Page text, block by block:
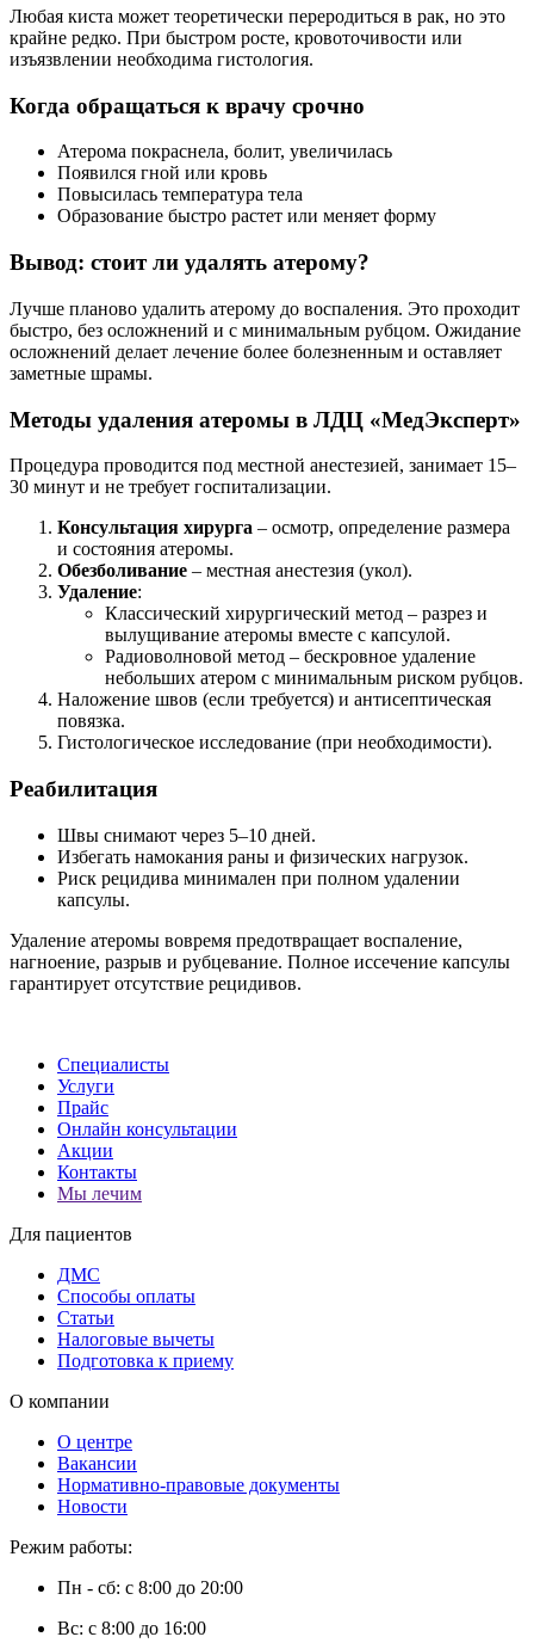
Любая киста может теоретически переродиться в рак, но это
крайне редко. При быстром росте, кровоточивости или
изъязвлении необходима гистология.
Когда обращаться к врачу срочно
Атерома покраснела, болит, увеличилась
Появился гной или кровь
Повысилась температура тела
Образование быстро растет или меняет форму
Вывод: стоит ли удалять атерому?
Лучше планово удалить атерому до воспаления. Это проходит
быстро, без осложнений и с минимальным рубцом. Ожидание
осложнений делает лечение более болезненным и оставляет
заметные шрамы.
Методы удаления атеромы в ЛДЦ «МедЭксперт»
Процедура проводится под местной анестезией, занимает 15–
30 минут и не требует госпитализации.
Консультация хирурга – осмотр, определение размера
и состояния атеромы.
Обезболивание – местная анестезия (укол).
Удаление:
Классический хирургический метод – разрез и
вылущивание атеромы вместе с капсулой.
Радиоволновой метод – бескровное удаление
небольших атером с минимальным риском рубцов.
Наложение швов (если требуется) и антисептическая
повязка.
Гистологическое исследование (при необходимости).
Реабилитация
Швы снимают через 5–10 дней.
Избегать намокания раны и физических нагрузок.
Риск рецидива минимален при полном удалении
капсулы.
Удаление атеромы вовремя предотвращает воспаление,
нагноение, разрыв и рубцевание. Полное иссечение капсулы
гарантирует отсутствие рецидивов.
Специалисты
Услуги
Прайс
Онлайн консультации
Акции
Контакты
Мы лечим
Для пациентов
ДМС
Способы оплаты
Статьи
Налоговые вычеты
Подготовка к приему
О компании
О центре
Вакансии
Нормативно-правовые документы
Новости
Режим работы:
Пн - сб: с 8:00 до 20:00
Вс: с 8:00 до 16:00